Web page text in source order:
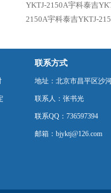
YKTJ-2150A宇科泰吉
2150A宇科泰吉YKTJ-
联系方式
地址：北京市昌平区沙
联系人：张书光
联系QQ：736597394
邮箱：bjyktj@126.com